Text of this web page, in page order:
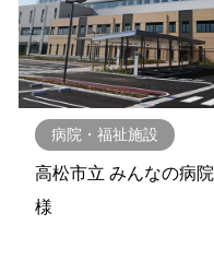
病院・福祉施設
高松市立 みんなの病院
様